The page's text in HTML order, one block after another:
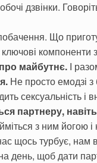
дзвінки.
Що
ключові компоненти
майбутнє. І
Не просто емодзі
сексуальність
партнеру,
з ним йогою і
щось турбує, нам
день, щоб дати